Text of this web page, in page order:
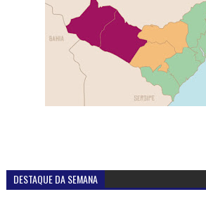
DESTAQUE DA SEMANA